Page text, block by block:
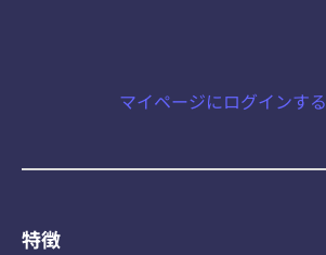
マイページにログインする
特徴